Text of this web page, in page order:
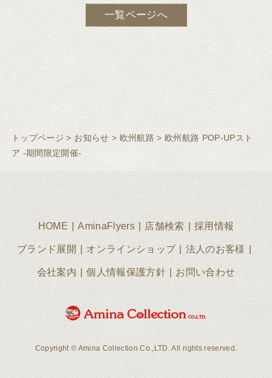
一覧ページへ
トップページ > お知らせ > 欧州航路 > 欧州航路 POP-UPスト
ア -期間限定開催-
HOME AminaFlyers 店舗検索 採用情報
ブランド展開 オンラインショップ 法人のお客様
会社案内 個人情報保護方針 お問い合わせ
Copyright © Amina Collection Co.,LTD. All rights reserved.